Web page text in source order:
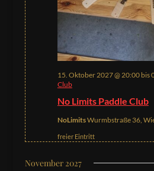
No Limits Paddle Club
15. Oktober 2027 @ 20:00bis
Club
NoLimitsWurmbstraße 36,
freier Eintritt
November 2027